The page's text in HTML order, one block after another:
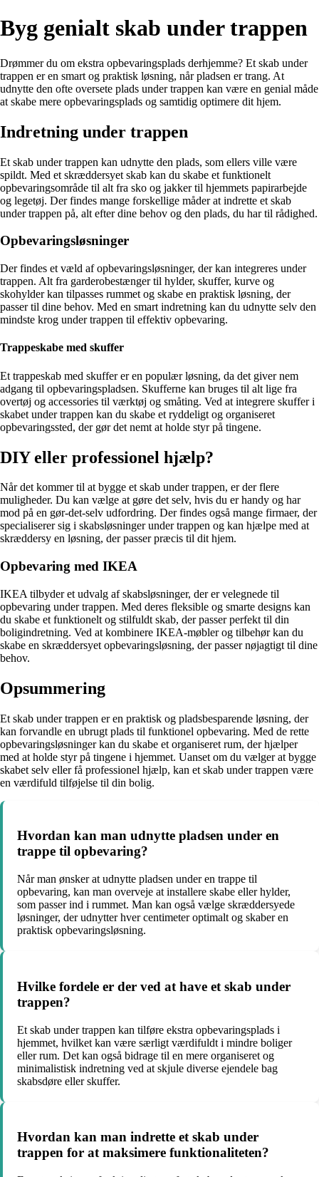
Byg genialt skab under trappen
Drømmer du om ekstra opbevaringsplads derhjemme? Et skab under
trappen er en smart og praktisk løsning, når pladsen er trang. At
udnytte den ofte oversete plads under trappen kan være en genial måde
at skabe mere opbevaringsplads og samtidig optimere dit hjem.
Indretning under trappen
Et skab under trappen kan udnytte den plads, som ellers ville være
spildt. Med et skræddersyet skab kan du skabe et funktionelt
opbevaringsområde til alt fra sko og jakker til hjemmets papirarbejde
og legetøj. Der findes mange forskellige måder at indrette et skab
under trappen på, alt efter dine behov og den plads, du har til rådighed.
Opbevaringsløsninger
Der findes et væld af opbevaringsløsninger, der kan integreres under
trappen. Alt fra garderobestænger til hylder, skuffer, kurve og
skohylder kan tilpasses rummet og skabe en praktisk løsning, der
passer til dine behov. Med en smart indretning kan du udnytte selv den
mindste krog under trappen til effektiv opbevaring.
Trappeskabe med skuffer
Et trappeskab med skuffer er en populær løsning, da det giver nem
adgang til opbevaringspladsen. Skufferne kan bruges til alt lige fra
overtøj og accessories til værktøj og småting. Ved at integrere skuffer i
skabet under trappen kan du skabe et ryddeligt og organiseret
opbevaringssted, der gør det nemt at holde styr på tingene.
DIY eller professionel hjælp?
Når det kommer til at bygge et skab under trappen, er der flere
muligheder. Du kan vælge at gøre det selv, hvis du er handy og har
mod på en gør-det-selv udfordring. Der findes også mange firmaer, der
specialiserer sig i skabsløsninger under trappen og kan hjælpe med at
skræddersy en løsning, der passer præcis til dit hjem.
Opbevaring med IKEA
IKEA tilbyder et udvalg af skabsløsninger, der er velegnede til
opbevaring under trappen. Med deres fleksible og smarte designs kan
du skabe et funktionelt og stilfuldt skab, der passer perfekt til din
boligindretning. Ved at kombinere IKEA-møbler og tilbehør kan du
skabe en skræddersyet opbevaringsløsning, der passer nøjagtigt til dine
behov.
Opsummering
Et skab under trappen er en praktisk og pladsbesparende løsning, der
kan forvandle en ubrugt plads til funktionel opbevaring. Med de rette
opbevaringsløsninger kan du skabe et organiseret rum, der hjælper
med at holde styr på tingene i hjemmet. Uanset om du vælger at bygge
skabet selv eller få professionel hjælp, kan et skab under trappen være
en værdifuld tilføjelse til din bolig.
Hvordan kan man udnytte pladsen under en
trappe til opbevaring?
Når man ønsker at udnytte pladsen under en trappe til
opbevaring, kan man overveje at installere skabe eller hylder,
som passer ind i rummet. Man kan også vælge skræddersyede
løsninger, der udnytter hver centimeter optimalt og skaber en
praktisk opbevaringsløsning.
Hvilke fordele er der ved at have et skab under
trappen?
Et skab under trappen kan tilføre ekstra opbevaringsplads i
hjemmet, hvilket kan være særligt værdifuldt i mindre boliger
eller rum. Det kan også bidrage til en mere organiseret og
minimalistisk indretning ved at skjule diverse ejendele bag
skabsdøre eller skuffer.
Hvordan kan man indrette et skab under
trappen for at maksimere funktionaliteten?